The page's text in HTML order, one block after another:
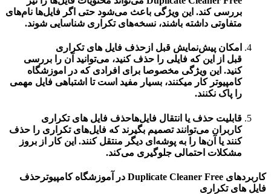
بررسی کند. این ویژگی باعث می‌شود حتی اگر فایل‌ها نام‌های
متفاوتی داشته باشند، نسخه‌های تکراری شناسایی شوند.
امکان پیش‌نمایش قبل ازحذف فایل های تکراری
قبل از این که فایلی را حذف کنید، می‌توانید آن را بررسی
کنید. این ویژگی مخصوصا برای افرادی که در
اموزشگاه
کامپیوتر کار میکنند، بسیار مفید است تا اشتباهی فایل مهمی
را پاک نکنند.
قابلیت حذف یا انتقال فایل‌هاحذف فایل های تکراری
کاربران می‌توانند تصمیم بگیرند که فایل‌های تکراری را حذف
کنند یا آن‌ها را به پوشه‌ای دیگر منتقل کنند. این کار از بروز
مشکلات احتمالی جلوگیری می‌کند.
کاربردهای Duplicate Cleaner Free در آموزشگاه کامپیوترحذف
فایل های تکراری